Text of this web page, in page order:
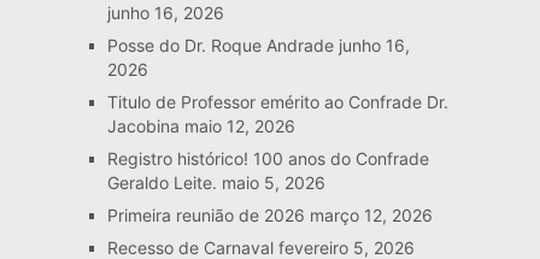
junho 16, 2026
Posse do Dr. Roque Andrade junho 16,
2026
Titulo de Professor emérito ao Confrade Dr.
Jacobina maio 12, 2026
Registro histórico! 100 anos do Confrade
Geraldo Leite. maio 5, 2026
Primeira reunião de 2026 março 12, 2026
Recesso de Carnaval fevereiro 5, 2026